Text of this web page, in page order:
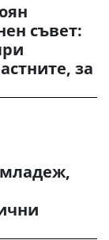
съвет:
за
младеж,